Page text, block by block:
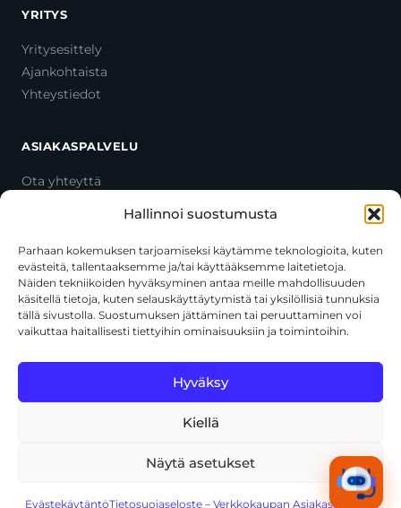
Hallinnoi suostumusta
Parhaan kokemuksen tarjoamiseksi käytämme teknologioita, kuten
evästeitä, tallentaaksemme ja/tai käyttääksemme laitetietoja.
Näiden tekniikoiden hyväksyminen antaa meille mahdollisuuden
käsitellä tietoja, kuten selauskäyttäytymistä tai yksilöllisiä tunnuksia
tällä sivustolla. Suostumuksen jättäminen tai peruuttaminen voi
vaikuttaa haitallisesti tiettyihin ominaisuuksiin ja toimintoihin.
Hyväksy
Kiellä
Näytä asetukset
EvästekäytäntöTietosuojaseloste – Verkkokaupan Asiakasrekisteri
YRITYS
Yritysesittely
Ajankohtaista
Yhteystiedot
ASIAKASPALVELU
Ota yhteyttä
Toimitustavat
Usein kysytyt kysymykset
+358 44 270 3795
asiakaspalvelu@toolcat.fi
käyttöehtoja.
Käyttöehdot
Tekoälyn käyttö